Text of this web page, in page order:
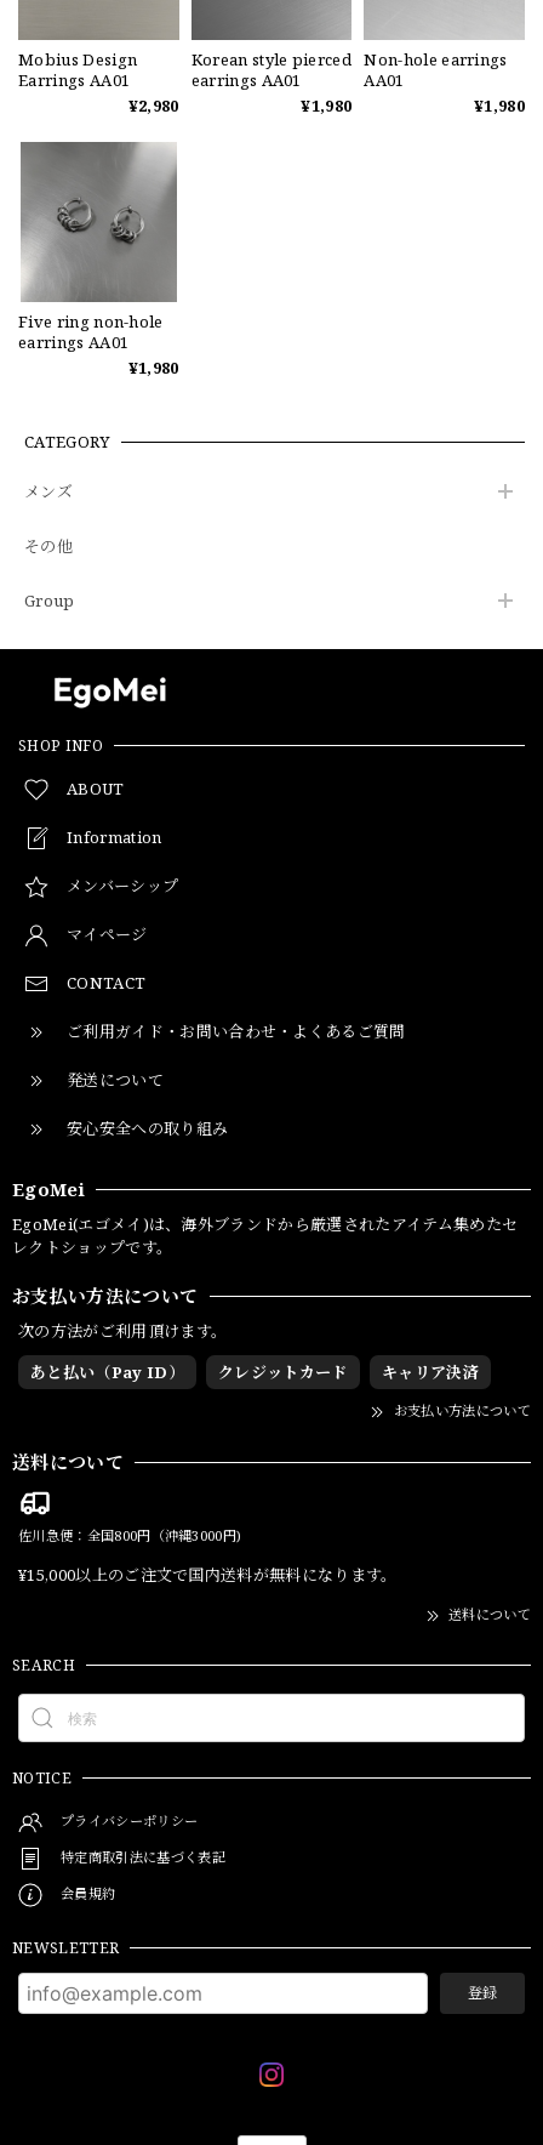
Mobius Design
Earrings AA01
¥2,980
Korean style pierced
earrings AA01
¥1,980
Non-hole earrings
AA01
¥1,980
Five ring non-hole
earrings AA01
¥1,980
CATEGORY
メンズ
その他
Group
SHOP INFO
ABOUT
Information
メンバーシップ
マイページ
CONTACT
ご利用ガイド・お問い合わせ・よくあるご質問
発送について
安心安全への取り組み
EgoMei
EgoMei(エゴメイ)は、海外ブランドから厳選されたアイテム集めたセ
レクトショップです。
お支払い方法について
次の方法がご利用頂けます。
あと払い（Pay ID）
クレジットカード キャリア決済
お支払い方法について
送料について
佐川急便：全国800円（沖縄3000円)
¥15,000以上のご注文で国内送料が無料になります。
送料について
SEARCH
NOTICE
プライバシーポリシー
特定商取引法に基づく表記
会員規約
NEWSLETTER
登録